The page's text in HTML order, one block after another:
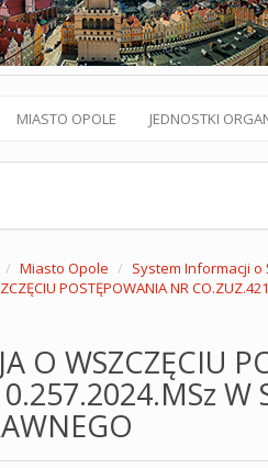
MIASTO OPOLE JEDNOSTKI
Miasto Opole System Informacji o
POSTĘPOWANIA NR
O WSZCZĘCIU
W